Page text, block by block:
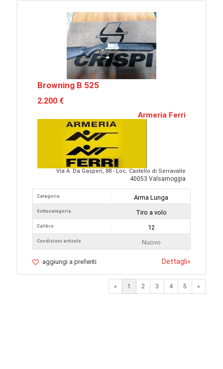
Browning B 525
2.200 €
Armeria Ferri
Via A. Da Gasperi, 88 - Loc. Castello di Serravalle
40053 Valsamoggia
Categoria
Sottocategoria
Calibro
Condizioni articolo
Arma Lunga
Tiro a volo
12
Nuovo
aggiungi a preferiti Dettagli»
« 1 2 3 4 5 »